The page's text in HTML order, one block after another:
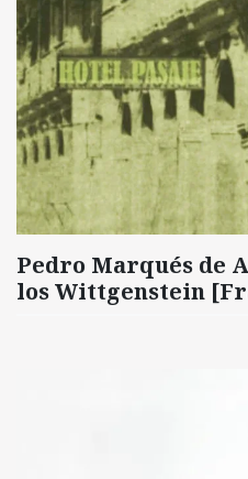
Pedro Marqués de
los Wittgenstein